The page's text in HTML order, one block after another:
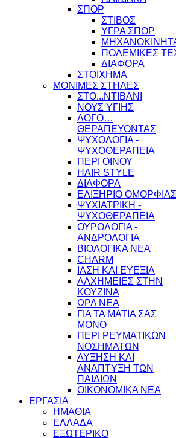
ΣΠΟΡ
ΣΤΙΒΟΣ
ΥΓΡΑ ΣΠΟΡ
ΠΟΛΕΜΙΚΕΣ
ΔΙΑΦΟΡΑ
ΣΤΟΙΧΗΜΑ
ΜΟΝΙΜΕΣ ΣΤΗΛΕΣ
ΣΤΟ...ΝΤΙΒΑΝΙ
ΝΟΥΣ ΥΓΙΗΣ
ΛΟΓΟ…
ΘΕΡΑΠΕΥΟΝΤΑΣ
ΨΥΧΟΛΟΓΙΑ -
ΨΥΧΟΘΕΡΑΠΕΙΑ
ΠΕΡΙ ΟΙΝΟΥ
HAIR STYLE
ΔΙΑΦΟΡΑ
ΕΛΙΞΗΡΙΟ ΟΜΟΡΦΙΑΣ
ΨΥΧΙΑΤΡΙΚΗ -
ΨΥΧΟΘΕΡΑΠΕΙΑ
ΟΥΡΟΛΟΓΙΑ -
ΑΝΔΡΟΛΟΓΙΑ
ΒΙΟΛΟΓΙΚΑ ΝΕΑ
CHARM
ΙΑΣΗ ΚΑΙ ΕΥΕΞΙΑ
ΑΛΧΗΜΕΙΕΣ ΣΤΗΝ
ΚΟΥΖΙΝΑ
ΩΡΛ ΝEA
ΓΙΑ ΤΑ ΜΑΤΙΑ ΣΑΣ
ΜΟΝΟ
ΠΕΡΙ ΡΕΥΜΑΤΙΚΩΝ
ΝΟΣΗΜΑΤΩΝ
ΑΥΞΗΣΗ ΚΑΙ
ΑΝΑΠΤΥΞΗ ΤΩΝ
ΠΑΙΔΙΩΝ
ΟΙΚΟΝΟΜΙΚΑ ΝΕΑ
ΕΡΓΑΣΙΑ
ΗΜΑΘΙΑ
ΕΛΛΑΔΑ
ΕΞΩΤΕΡΙΚΟ